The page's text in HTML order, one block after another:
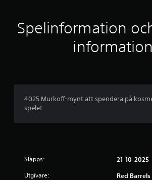
Spelinformation
information
4025 Murkoff-mynt att spendera på
spelet
Släpps: 21-10-2025
Utgivare: Red Barrels